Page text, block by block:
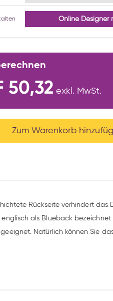
Online Designer
50,32 exkl. MwSt.
Zum Warenkorb
Rückseite verhindert das
als Blueback
Natürlich können Sie